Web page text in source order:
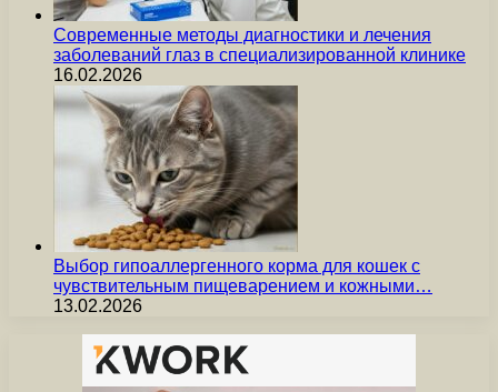
Современные методы диагностики и лечения
заболеваний глаз в специализированной клинике
16.02.2026
Выбор гипоаллергенного корма для кошек с
чувствительным пищеварением и кожными…
13.02.2026